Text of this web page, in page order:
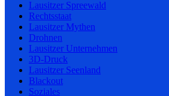
Lausitzer Spreewald
Rechtsstaat
Lausitzer Mythen
Drohnen
Lausitzer Unternehmen
3D-Druck
Lausitzer Seenland
Blackout
Soziales